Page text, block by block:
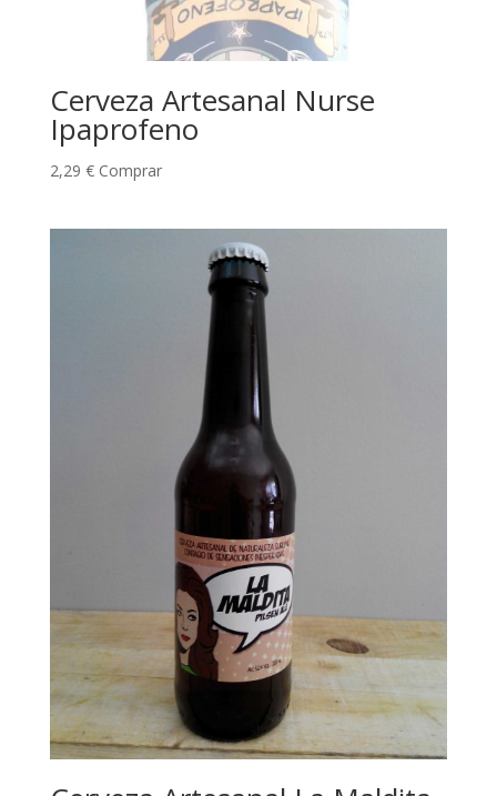
Cerveza Artesanal Nurse
Ipaprofeno
2,29 € Comprar